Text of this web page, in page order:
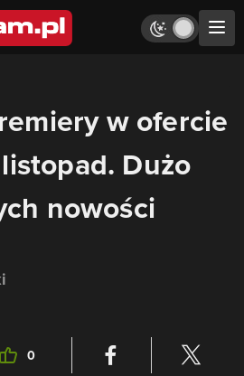
w ofercie
Dużo
nowości
0